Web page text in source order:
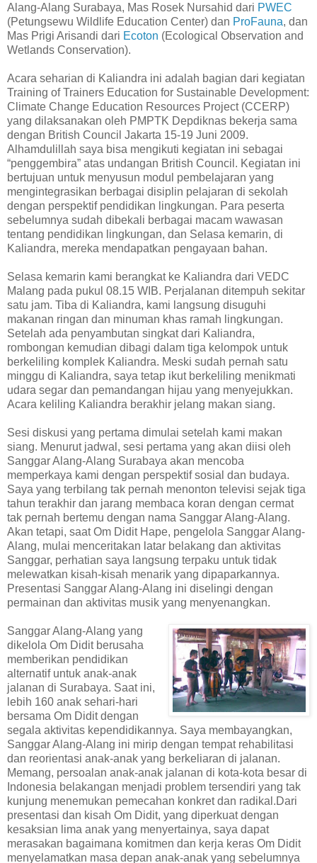
Alang-Alang Surabaya, Mas Rosek Nursahid dari PWEC
(Petungsewu Wildlife Education Center) dan ProFauna, dan
Mas Prigi Arisandi dari Ecoton (Ecological Observation and
Wetlands Conservation).
Acara seharian di Kaliandra ini adalah bagian dari kegiatan
Training of Trainers Education for Sustainable Development:
Climate Change Education Resources Project (CCERP)
yang dilaksanakan oleh PMPTK Depdiknas bekerja sama
dengan British Council Jakarta 15-19 Juni 2009.
Alhamdulillah saya bisa mengikuti kegiatan ini sebagai
“penggembira” atas undangan British Council. Kegiatan ini
bertujuan untuk menyusun modul pembelajaran yang
mengintegrasikan berbagai disiplin pelajaran di sekolah
dengan perspektif pendidikan lingkungan. Para peserta
sebelumnya sudah dibekali berbagai macam wawasan
tentang pendidikan lingkungan, dan Selasa kemarin, di
Kaliandra, mereka mendapatkan pengayaan bahan.
Selasa kemarin kami berangkat ke Kaliandra dari VEDC
Malang pada pukul 08.15 WIB. Perjalanan ditempuh sekitar
satu jam. Tiba di Kaliandra, kami langsung disuguhi
makanan ringan dan minuman khas ramah lingkungan.
Setelah ada penyambutan singkat dari Kaliandra,
rombongan kemudian dibagi dalam tiga kelompok untuk
berkeliling komplek Kaliandra. Meski sudah pernah satu
minggu di Kaliandra, saya tetap ikut berkeliling menikmati
udara segar dan pemandangan hijau yang menyejukkan.
Acara keliling Kaliandra berakhir jelang makan siang.
Sesi diskusi yang pertama dimulai setelah kami makan
siang. Menurut jadwal, sesi pertama yang akan diisi oleh
Sanggar Alang-Alang Surabaya akan mencoba
memperkaya kami dengan perspektif sosial dan budaya.
Saya yang terbilang tak pernah menonton televisi sejak tiga
tahun terakhir dan jarang membaca koran dengan cermat
tak pernah bertemu dengan nama Sanggar Alang-Alang.
Akan tetapi, saat Om Didit Hape, pengelola Sanggar Alang-
Alang, mulai menceritakan latar belakang dan aktivitas
Sanggar, perhatian saya langsung terpaku untuk tidak
melewatkan kisah-kisah menarik yang dipaparkannya.
Presentasi Sanggar Alang-Alang ini diselingi dengan
permainan dan aktivitas musik yang menyenangkan.
Sanggar Alang-Alang yang
dikelola Om Didit berusaha
memberikan pendidikan
alternatif untuk anak-anak
jalanan di Surabaya. Saat ini,
lebih 160 anak sehari-hari
bersama Om Didit dengan
segala aktivitas kependidikannya. Saya membayangkan,
Sanggar Alang-Alang ini mirip dengan tempat rehabilitasi
dan reorientasi anak-anak yang berkeliaran di jalanan.
Memang, persoalan anak-anak jalanan di kota-kota besar di
Indonesia belakangan menjadi problem tersendiri yang tak
kunjung menemukan pemecahan konkret dan radikal.Dari
presentasi dan kisah Om Didit, yang diperkuat dengan
kesaksian lima anak yang menyertainya, saya dapat
merasakan bagaimana komitmen dan kerja keras Om Didit
menyelamatkan masa depan anak-anak yang sebelumnya